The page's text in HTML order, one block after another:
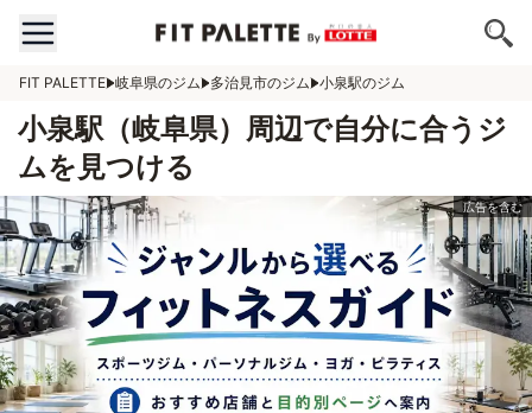
FIT PALETTE 岐阜県のジム 多治見市のジム 小泉駅のジム
小泉駅（岐阜県）周辺で自分に合うジ
ムを見つける